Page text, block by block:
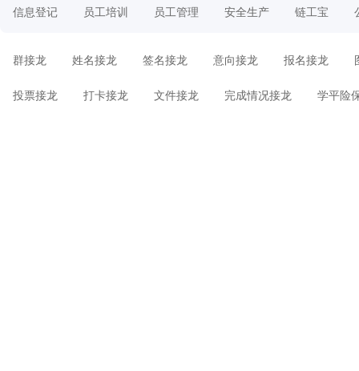
信息登记 员工培训 员工管理 安全生产 链工宝
群接龙 姓名接龙 签名接龙 意向接龙 报名接龙
投票接龙 打卡接龙 文件接龙 完成情况接龙 学平险